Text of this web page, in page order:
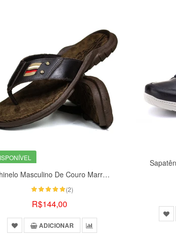
Chinelo Masculino De Couro Marrom 100
(2)
R$144,00
ADICIONAR